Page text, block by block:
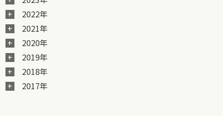
2022年
2021年
2020年
2019年
2018年
2017年